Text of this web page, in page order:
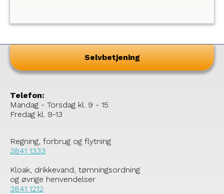
den langsigtede plan om at adskille regn- og
ved store mængder regn.
Selvbetjening
Telefon:
Mandag - Torsdag kl. 9 - 15
Fredag kl. 9-13
Regning, forbrug og flytning
3841 1333
Kloak, drikkevand, tømningsordning
og øvrige henvendelser
3841 1212